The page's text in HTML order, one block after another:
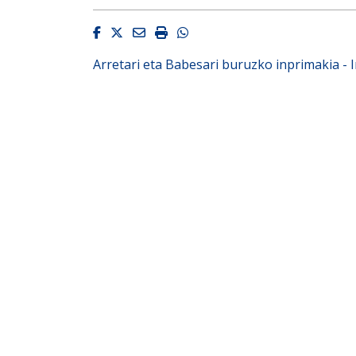
Facebook
Twitter
EmailImprimirWhatsapp
Arretari eta Babesari buruzko inprimakia -